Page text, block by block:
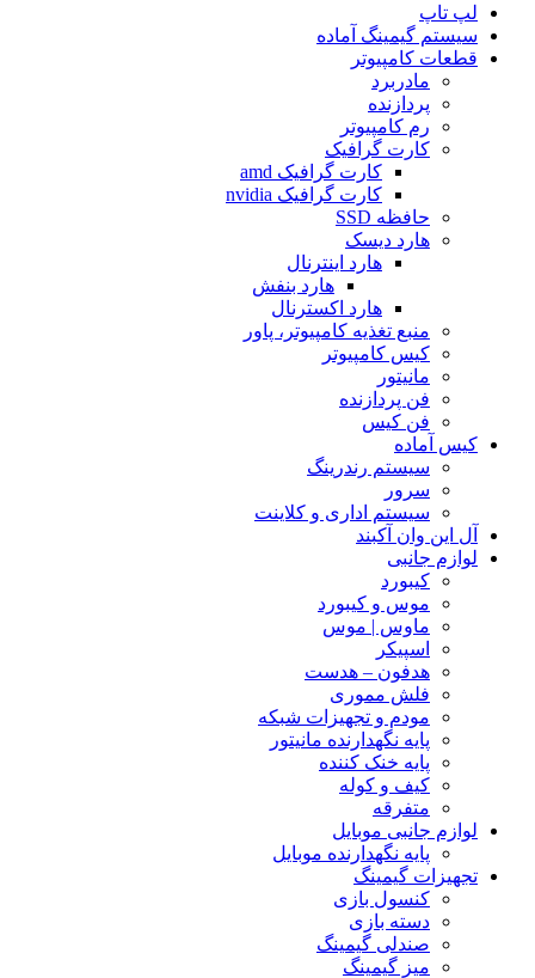
لپ تاپ
سیستم گیمینگ آماده
قطعات کامپیوتر
مادربرد
پردازنده
رم کامپیوتر
کارت گرافیک
کارت گرافیک amd
کارت گرافیک nvidia
حافظه SSD
هارد دیسک
هارد اینترنال
هارد بنفش
هارد اکسترنال
منبع تغذیه کامپیوتر، پاور
کیس کامپیوتر
مانیتور
فن پردازنده
فن کیس
کیس آماده
سیستم رندرینگ
سرور
سیستم‌ اداری و کلاینت
آل این وان آکبند
لوازم جانبی
کیبورد
موس و کیبورد
ماوس | موس
اسپیکر
هدفون – هدست
فلش مموری
مودم و تجهیزات شبکه
پایه نگهدارنده مانیتور
پایه خنک کننده
کیف و کوله
متفرقه
لوازم جانبی موبایل
پایه نگهدارنده موبایل
تجهیزات گیمینگ
کنسول بازی
دسته بازی
صندلی گیمینگ
میز گیمینگ